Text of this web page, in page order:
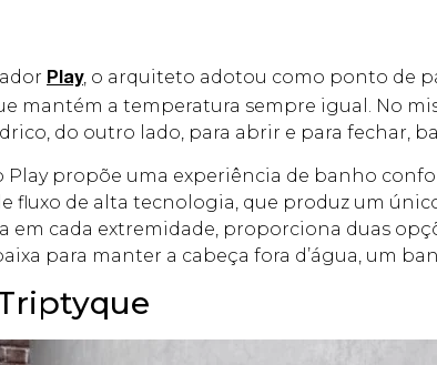
Play, o arquiteto adotou como ponto de
mantém a temperatura sempre igual. No
do outro lado, para abrir e para fechar,
Play propõe uma experiência de banho
fluxo de alta tecnologia, que produz um
em cada extremidade, proporciona duas
para manter a cabeça fora d’água, um